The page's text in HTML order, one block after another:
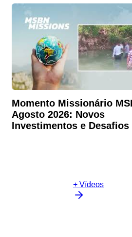
Momento Missionário
Agosto 2026: Novos
Investimentos e Desafios
+ Vídeos